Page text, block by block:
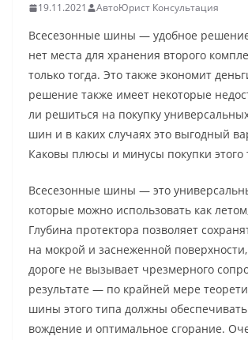
19.11.2021 АвтоЮрист Консультация
Всесезонные шины — удобное
нет места для хранения второго
только тогда. Это также экономит
решение также имеет некоторые
ли решиться на покупку
шин и в каких случаях это выгодный
Каковы плюсы и минусы покупки
Всесезонные шины — это
которые можно использовать как
Глубина протектора позволяет
на мокрой и заснеженной
дороге не вызывает чрезмерного
результате — по крайней мере
шины этого типа должны
вождение и оптимальное сгорание.